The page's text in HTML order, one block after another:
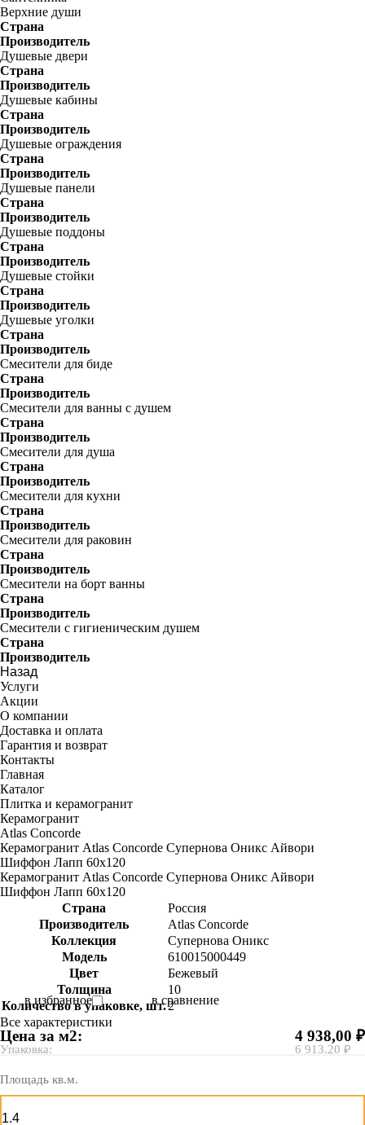
Верхние души
Страна
Производитель
Душевые двери
Страна
Производитель
Душевые кабины
Страна
Производитель
Душевые ограждения
Страна
Производитель
Душевые панели
Страна
Производитель
Душевые поддоны
Страна
Производитель
Душевые стойки
Страна
Производитель
Душевые уголки
Страна
Производитель
Смесители для биде
Страна
Производитель
Смесители для ванны с душем
Страна
Производитель
Смесители для душа
Страна
Производитель
Смесители для кухни
Страна
Производитель
Смесители для раковин
Страна
Производитель
Смесители на борт ванны
Страна
Производитель
Смесители с гигиеническим душем
Страна
Производитель
Назад
Услуги
Акции
О компании
Доставка и оплата
Гарантия и возврат
Контакты
Главная
Каталог
Плитка и керамогранит
Керамогранит
Atlas Concorde
Керамогранит Atlas Concorde Супернова Оникс Айвори
Шиффон Лапп 60x120
Керамогранит Atlas Concorde Супернова Оникс Айвори
Шиффон Лапп 60x120
Страна
Россия
Производитель
Atlas Concorde
Коллекция
Супернова Оникс
Модель
610015000449
Цвет
Бежевый
Толщина
10
Количество в упаковке, шт.2
Все характеристики
в избранное в сравнение
Цена за м2:
Упаковка:
4 938,00 ₽
6 913.20 ₽
Площадь кв.м.